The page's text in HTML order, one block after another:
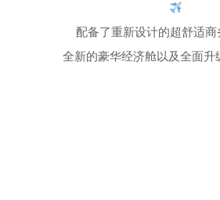
配备了重新设计的超舒适商
全新的豪华经济舱以及全面升